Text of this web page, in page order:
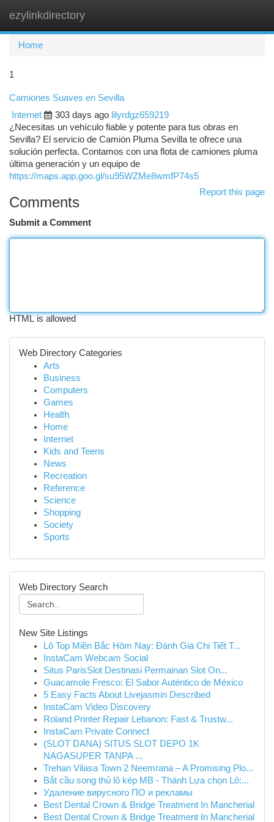
ezylinkdirectory
Home
1
Camiones Suaves en Sevilla
Internet
303 days ago lilyrdgz659219
¿Necesitas un vehículo fiable y potente para tus obras en
Sevilla? El servicio de Camión Pluma Sevilla te ofrece una
solución perfecta. Contamos con una flota de camiones pluma
última generación y un equipo de
https://maps.app.goo.gl/su95WZMe8wmfP74s5
Report this page
Comments
Submit a Comment
HTML is allowed
Web Directory Categories
Arts
Business
Computers
Games
Health
Home
Internet
Kids and Teens
News
Recreation
Reference
Science
Shopping
Society
Sports
Web Directory Search
New Site Listings
Lô Top Miền Bắc Hôm Nay: Đánh Giá Chi Tiết T...
InstaCam Webcam Social
Situs ParisSlot Destinasi Permainan Slot On...
Guacamole Fresco: El Sabor Auténtico de México
5 Easy Facts About Livejasmin Described
InstaCam Video Discovery
Roland Printer Repair Lebanon: Fast & Trustw...
InstaCam Private Connect
(SLOT DANA) SITUS SLOT DEPO 1K
NAGASUPER TANPA ...
Trehan Vilasa Town 2 Neemrana – A Promising Plo...
Bắt cầu song thủ lô kép MB - Thánh Lựa chọn Lô:...
Удаление вирусного ПО и рекламы
Best Dental Crown & Bridge Treatment In Mancherial
Best Dental Crown & Bridge Treatment In Mancherial